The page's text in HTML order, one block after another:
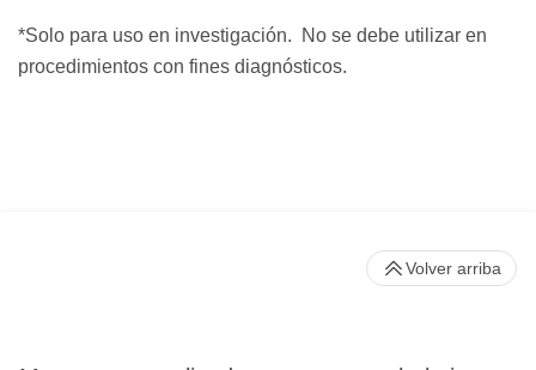
*Solo para uso en investigación.
No se debe utilizar en
procedimientos con fines diagnósticos.
Volver arriba